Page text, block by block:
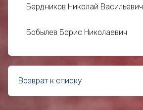
Бердников Николай Васильевич
Бобылев Борис Николаевич
Богомаз Николай Семёнович
Богоряд Борис Евгеньевич
Возврат к списку